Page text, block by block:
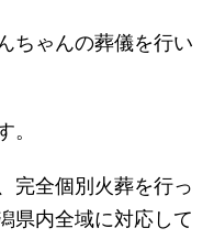
ちゃんの葬儀を行い
。
完全個別火葬を行っ
県内全域に対応して